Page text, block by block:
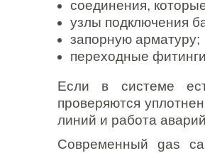
соединения,
узлы подключения
запорную арматуру;
переходные
Если в системе
проверяются
линий и работа
Современный gas